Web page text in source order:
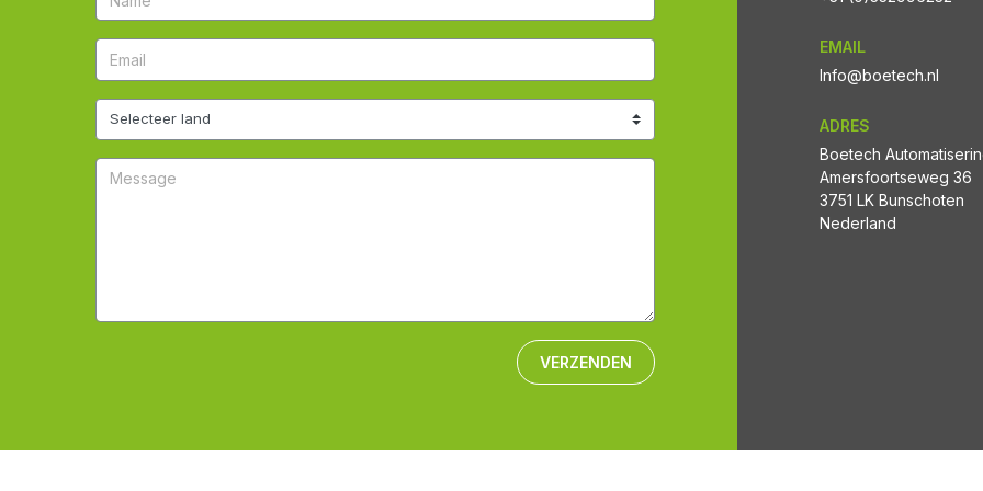
VERZENDEN
EMAIL
Info@boetech.nl
ADRES
Boetech
Amersfoortseweg 36
3751 LK Bunschoten
Nederland